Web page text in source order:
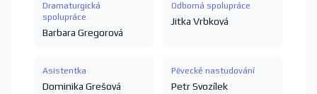
Dramaturgická
spolupráce
Barbara Gregorová
Odborná spolupráce
Jitka Vrbková
Asistentka
Dominika Grešová
Pěvecké nastudování
Petr Svozílek